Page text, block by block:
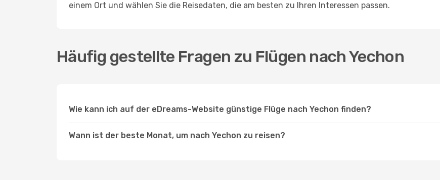
einem Ort und wählen Sie die Reisedaten, die am besten zu Ihren Interessen passen.
Häufig gestellte Fragen zu Flügen nach Yechon
Wie kann ich auf der eDreams-Website günstige Flüge nach Yechon finden?
Wann ist der beste Monat, um nach Yechon zu reisen?